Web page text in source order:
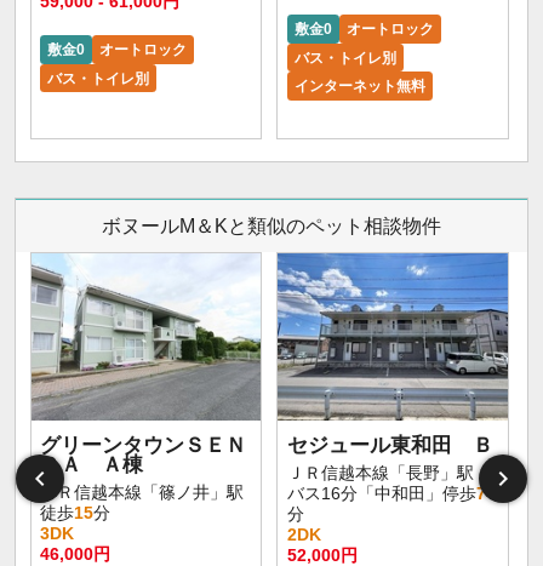
敷金0
オートロック
バス・トイレ別
敷金0
オートロック
バス・トイレ別
インターネット無料
ボヌールM＆Kと類似のペット相談物件
グリーンタウンＳＥＮ
ＤＡ Ａ棟
ＪＲ信越本線「篠ノ井」駅
徒歩15分
3DK
46,000円
セジュール東和田 Ｂ
ＪＲ信越本線「長野」駅
バス16分「中和田」停歩7
分
2DK
52,000円